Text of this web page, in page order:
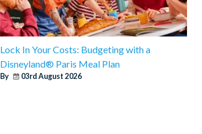
Lock In Your Costs: Budgeting with a
Disneyland® Paris Meal Plan
By 03rd August 2026